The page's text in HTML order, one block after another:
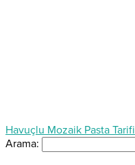
Havuçlu Mozaik Pasta Tarifi
Arama: